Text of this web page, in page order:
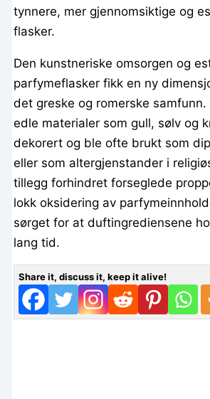
tynnere, mer gjennomsiktige og
flasker.
Den kunstneriske omsorgen og
parfymeflasker fikk en ny
det greske og romerske
edle materialer som gull, sølv og
dekorert og ble ofte brukt som
eller som altergjenstander i
tillegg forhindret forseglede
lokk oksidering av
sørget for at duftingrediensene
lang tid.
Share it, discuss it, keep it alive!